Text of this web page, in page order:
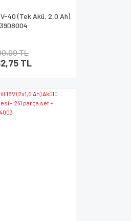
40 (Tek Akü, 2,0 Ah)
TL
TL